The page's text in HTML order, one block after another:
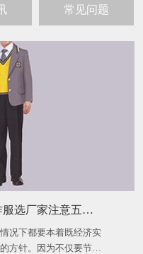
常见问题
要知道的东莞定做工作服选厂家注意五大点
况下都要本着既经济实
方针。因为不仅要节省